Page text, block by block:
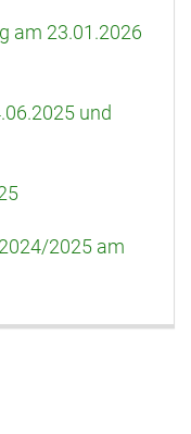
am 23.01.2026
und
2025 am